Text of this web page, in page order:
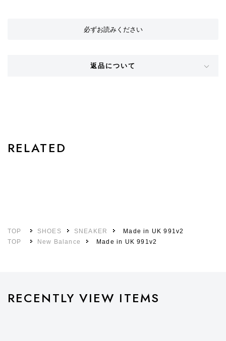
必ずお読みください
返品について
RELATED
TOP SHOES SNEAKER
Made in UK 991v2
TOP
New Balance Made in UK 991v2
RECENTLY VIEW ITEMS